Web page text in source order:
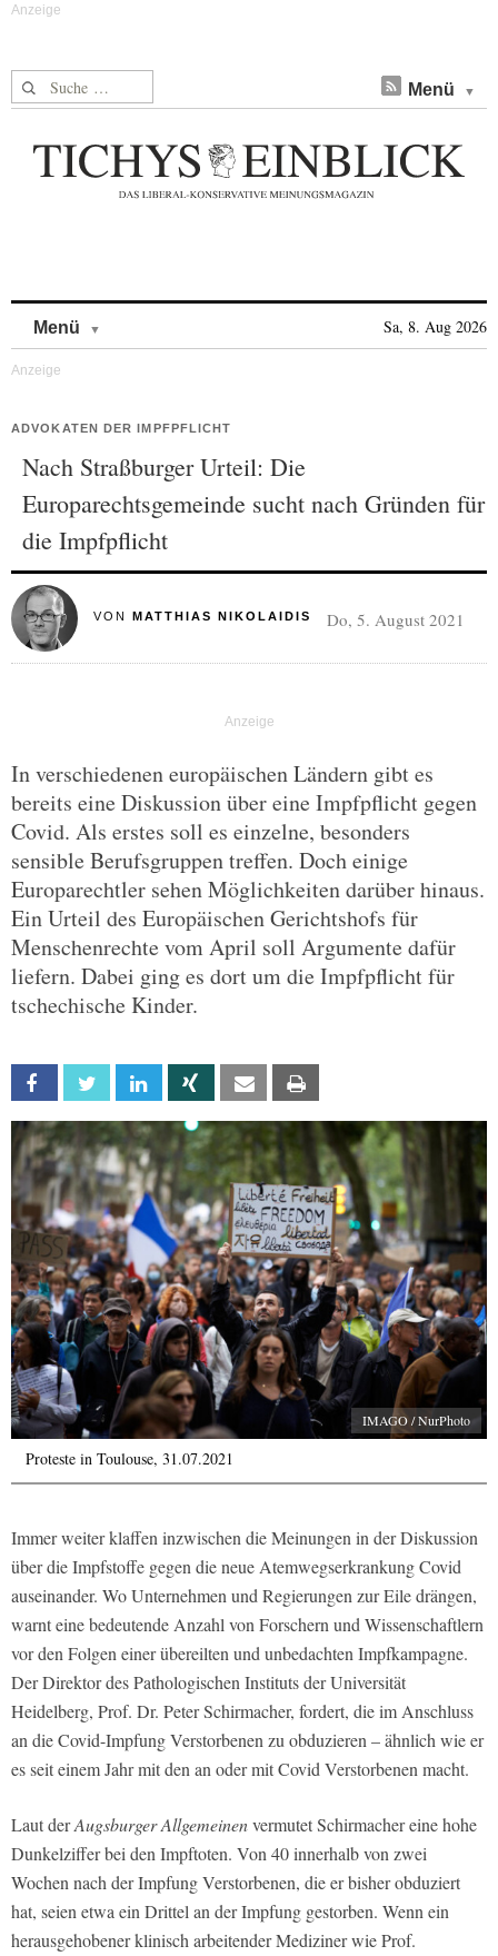
Suche nach: Menü
Menü Sa, 8. Aug 2026
ADVOKATEN DER IMPFPFLICHT
Nach Straßburger Urteil: Die
Europarechtsgemeinde sucht nach Gründen für
die Impfpflicht
VON MATTHIAS NIKOLAIDIS Do, 5. August 2021
In verschiedenen europäischen Ländern gibt es
bereits eine Diskussion über eine Impfpflicht gegen
Covid. Als erstes soll es einzelne, besonders
sensible Berufsgruppen treffen. Doch einige
Europarechtler sehen Möglichkeiten darüber hinaus.
Ein Urteil des Europäischen Gerichtshofs für
Menschenrechte vom April soll Argumente dafür
liefern. Dabei ging es dort um die Impfpflicht für
tschechische Kinder.
Facebook Twitter Linkedin Xing Email
IMAGO / NurPhoto
Proteste in Toulouse, 31.07.2021
Immer weiter klaffen inzwischen die Meinungen in der Diskussion
über die Impfstoffe gegen die neue Atemwegserkrankung Covid
auseinander. Wo Unternehmen und Regierungen zur Eile drängen,
warnt eine bedeutende Anzahl von Forschern und Wissenschaftlern
vor den Folgen einer übereilten und unbedachten Impfkampagne.
Der Direktor des Pathologischen Instituts der Universität
Heidelberg, Prof. Dr. Peter Schirmacher, fordert, die im Anschluss
an die Covid-Impfung Verstorbenen zu obduzieren – ähnlich wie er
es seit einem Jahr mit den an oder mit Covid Verstorbenen macht.
Laut derAugsburger Allgemeinenvermutet Schirmacher eine hohe
Dunkelziffer bei den Impftoten. Von 40 innerhalb von zwei
Wochen nach der Impfung Verstorbenen, die er bisher obduziert
hat, seien etwa ein Drittel an der Impfung gestorben. Wenn ein
herausgehobener klinisch arbeitender Mediziner wie Prof.